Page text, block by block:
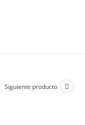
Siguiente producto